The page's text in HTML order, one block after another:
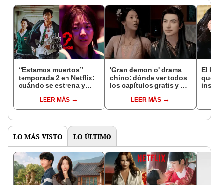
“Estamos muertos”
temporada 2 en Netflix:
cuándo se estrena y
temporadaLEER MÁS
'Gran demonio' drama
chino: dónde ver todos
los capítulos gratis y en
LEER MÁS
El k-
que
LO MÁS VISTO LO ÚLTIMO